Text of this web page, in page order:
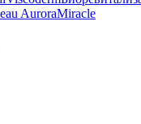
AuroraMiracle